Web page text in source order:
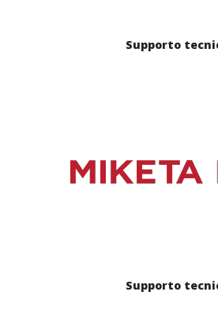
Supporto
Supporto